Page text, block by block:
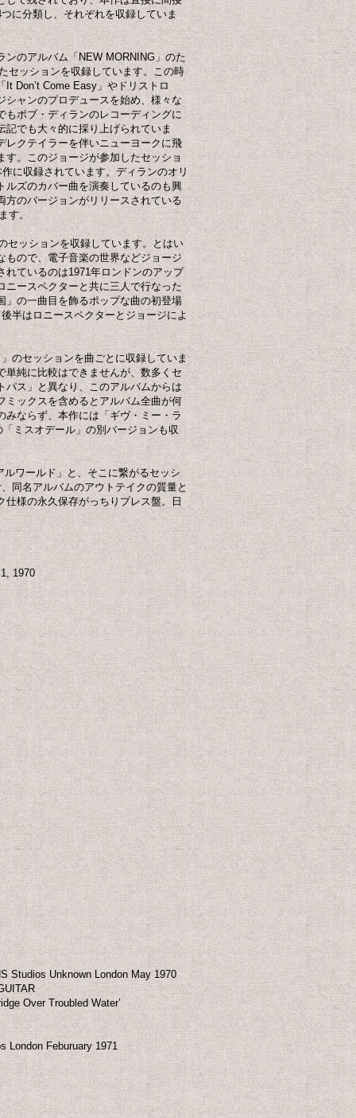
に分類し、それぞれを収録していま
のアルバム「NEW MORNING」のた
セッションを収録しています。この時
Don’t Come Easy」やドリストロ
ャンのプロデュースを始め、様々な
ボブ・ディランのレコーディングに
でも大々的に採り上げられていま
レクテイラーを伴いニューヨークに飛
す。このジョージが参加したセッショ
に収録されています。ディランのオリ
ルズのカバー曲を演奏しているのも興
方のバージョンがリリースされている
す。
セッションを収録しています。とはい
ので、電子音楽の世界などジョージ
ているのは1971年ロンドンのアップ
ースペクターと共に三人で行なった
」の一曲目を飾るポップな曲の初登場
半はロニースペクターとジョージによ
のセッションを曲ごとに収録していま
単純に比較はできませんが、数多くセ
ス」と異なり、このアルバムからは
ミックスを含めるとアルバム全曲が何
ならず、本作には「ギヴ・ミー・ラ
ミスオデール」の別バージョンも収
ワールド」と、そこに繋がるセッシ
同名アルバムのアウトテイクの質量と
様の永久保存がっちりプレス盤。日
1970
Studios Unknown London May 1970
Over Troubled Water’
London Feburuary 1971